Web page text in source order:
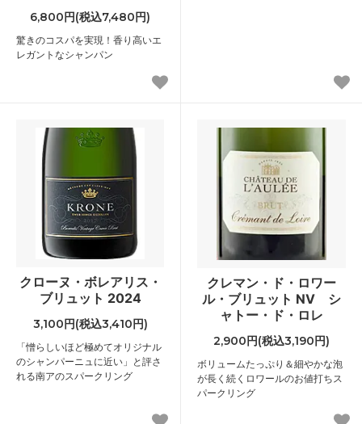
6,800円(税込7,480円)
驚きのコスパを実現！香り高いエ
レガントなシャンパン
クローヌ・ボレアリス・
ブリュット 2024
3,100円(税込3,410円)
「憎らしいほど極めてオリジナル
のシャンパーニュに近い」と評さ
れる南アのスパークリング
クレマン・ド・ロワー
ル・ブリュット NV シ
ャトー・ド・ロレ
2,900円(税込3,190円)
ボリュームたっぷり＆細やかな泡
が長く続くロワールのお値打ちス
パークリング